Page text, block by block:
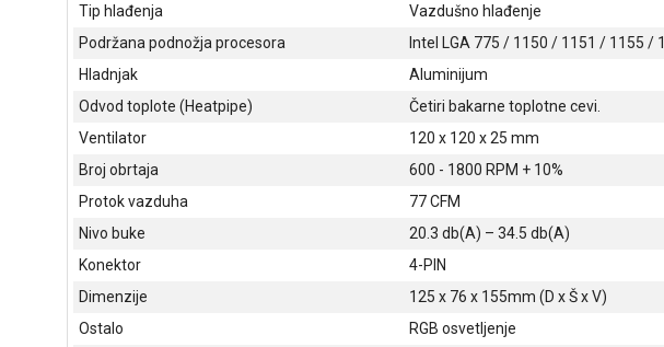
Tip hlađenja
Vazdušno hlađenje
Podržana podnožja procesora
Intel LGA 775 / 1150 / 1151 / 1155
Hladnjak
Aluminijum
Odvod toplote (Heatpipe)
Četiri bakarne toplotne cevi.
Ventilator
120 x 120 x 25 mm
Broj obrtaja
600 - 1800 RPM + 10%
Protok vazduha
77 CFM
Nivo buke
20.3 db(A) – 34.5 db(A)
Konektor
4-PIN
Dimenzije
125 x 76 x 155mm (D x Š x V)
Ostalo
RGB osvetljenje